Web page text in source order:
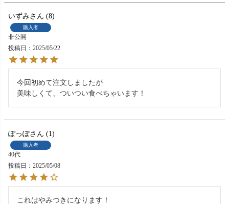
いずみ 8
購入者
非公開
投稿日
2025/05/22
今回初めて注文しましたが
美味しくて、ついつい食べちゃいます！
ぽっぽ 1
購入者
40代
投稿日
2025/05/08
これはやみつきになります！